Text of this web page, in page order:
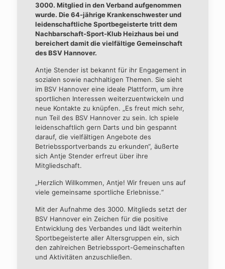
3000. Mitglied in den Verband aufgenommen
wurde. Die 64-jährige Krankenschwester und
leidenschaftliche Sportbegeisterte tritt dem
Nachbarschaft-Sport-Klub Heizhaus bei und
bereichert damit die vielfältige Gemeinschaft
des BSV Hannover.
Antje Stender ist bekannt für ihr Engagement in
sozialen sowie nachhaltigen Themen. Sie sieht
im BSV Hannover eine ideale Plattform, um ihre
sportlichen Interessen weiterzuentwickeln und
neue Kontakte zu knüpfen. „Es freut mich sehr,
nun Teil des BSV Hannover zu sein. Ich spiele
leidenschaftlich gern Darts und bin gespannt
darauf, die vielfältigen Angebote des
Betriebssportverbands zu erkunden“, äußerte
sich Antje Stender erfreut über ihre
Mitgliedschaft.
„Herzlich Willkommen, Antje! Wir freuen uns auf
viele gemeinsame sportliche Erlebnisse.“
Mit der Aufnahme des 3000. Mitglieds setzt der
BSV Hannover ein Zeichen für die positive
Entwicklung des Verbandes und lädt weiterhin
Sportbegeisterte aller Altersgruppen ein, sich
den zahlreichen Betriebssport-Gemeinschaften
und Aktivitäten anzuschließen.